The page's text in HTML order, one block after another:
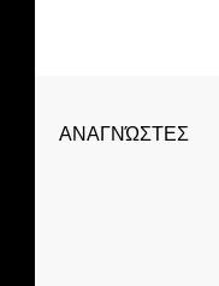
ΑΝΑΓΝΏΣΤΕΣ